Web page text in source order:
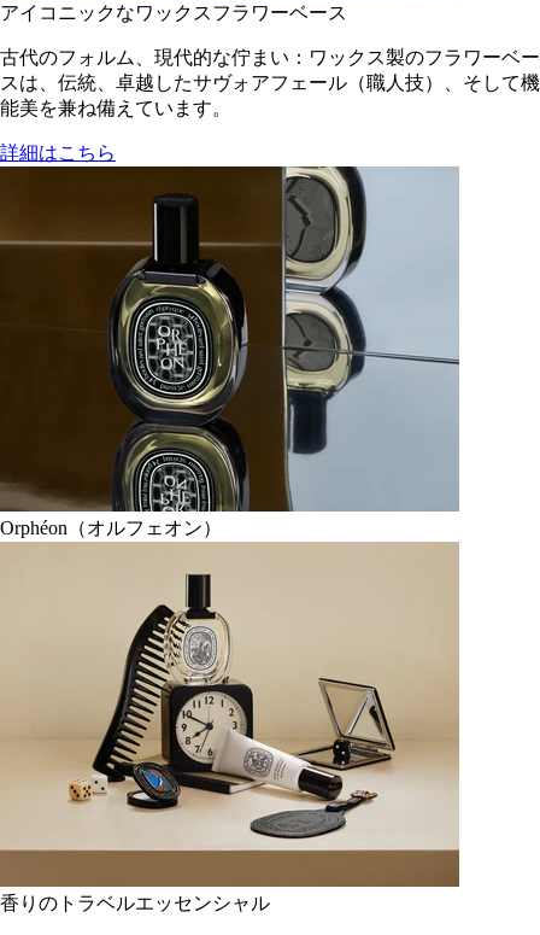
アイコニックなワックスフラワーベース
古代のフォルム、現代的な佇まい：ワックス製のフラワーベー
スは、伝統、卓越したサヴォアフェール（職人技）、そして機
能美を兼ね備えています。
詳細はこちら
Orphéon（オルフェオン）
香りのトラベルエッセンシャル